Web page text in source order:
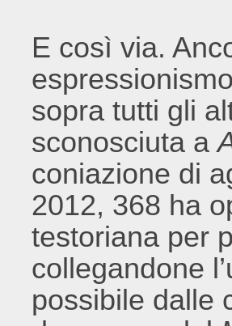
E così via.
sopra tutti gli
sconosciuta a
coniazione di
2012, 368 ha
testoriana per
collegandone
possibile dalle